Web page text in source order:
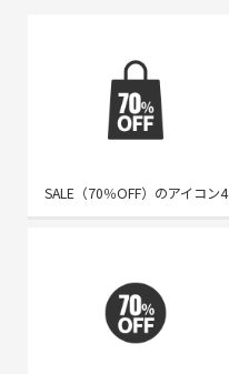
SALE（70％OFF）のアイコン4